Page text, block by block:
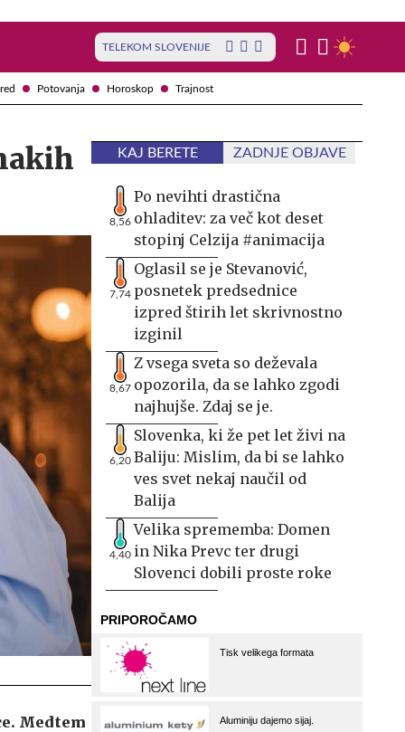
Potovanja Horoskop Trajnost
TELEKOM SLOVENIJE
Medtem
KAJ BERETE ZADNJE OBJAVE
8,56
Po nevihti drastična
ohladitev: za več kot deset
stopinj Celzija #animacija
7,74
Oglasil se je Stevanović,
posnetek predsednice
izpred štirih let skrivnostno
izginil
8,67
Z vsega sveta so deževala
opozorila, da se lahko zgodi
najhujše. Zdaj se je.
6,20
Slovenka, ki že pet let živi na
Baliju: Mislim, da bi se lahko
ves svet nekaj naučil od
Balija
4,40
Velika sprememba: Domen
in Nika Prevc ter drugi
Slovenci dobili proste roke